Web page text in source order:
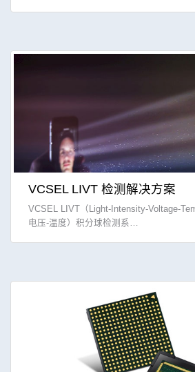
VCSEL LIVT 检测解决方案
VCSEL LIVT（Light-Intensity-Voltage-
电压-温度）积分球检测系…